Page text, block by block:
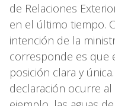
de Relaciones
en el último tiempo.
intención de la
corresponde es que
posición clara y
declaración ocurre